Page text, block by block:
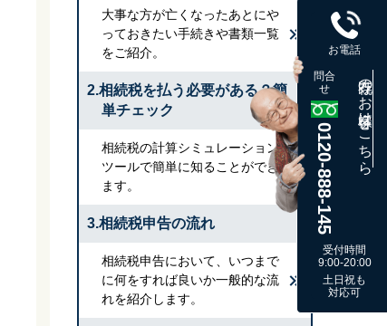
大事な方が亡くなったあとにや
っておきたい手続きや書類一覧
をご紹介。
2.相続税を払う必要がある？簡
単チェック
相続税の計算シミュレーション
ツールで簡単に知ることができ
ます。
3.相続税申告の流れ
相続税申告において、いつまで
に何をすれば良いか一般的な流
れを紹介します。
お電話
問合
せ
0120-888-145
既存のお客様はこちら
受付時間
9:00-20:00
土日祝も
対応可